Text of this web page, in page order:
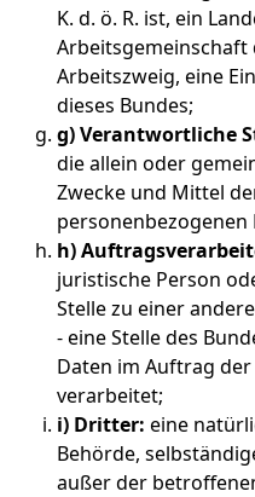
K. d. ö. R. ist, ein
Arbeitsgemeinschaft
Arbeitszweig, eine
dieses Bundes;
g) Verantwortliche
die allein oder
Zwecke und Mittel
personenbezogenen
h)
juristische Person
Stelle zu einer
- eine Stelle des
Daten im Auftrag
verarbeitet;
i) Dritter: eine
Behörde,
außer der